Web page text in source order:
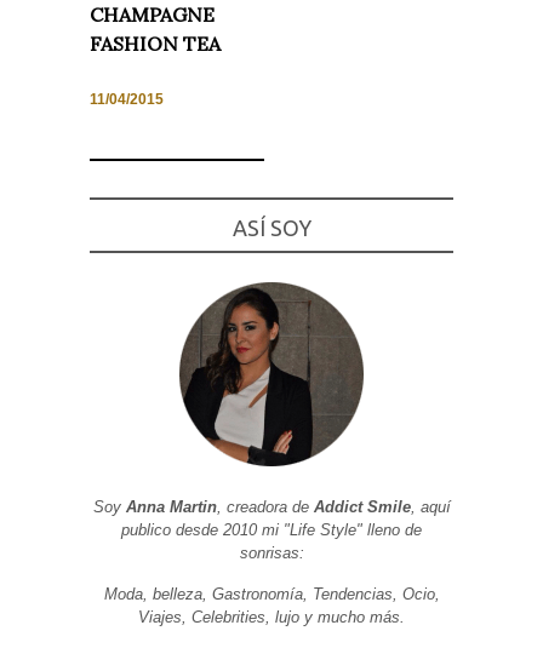
CHAMPAGNE
FASHION TEA
11/04/2015
ASÍ SOY
Soy Anna Martin, creadora de Addict Smile, aquí
publico desde 2010 mi "Life Style" lleno de
sonrisas:
Moda, belleza, Gastronomía, Tendencias, Ocio,
Viajes, Celebrities, lujo y mucho más.
se usa la
Experiencia